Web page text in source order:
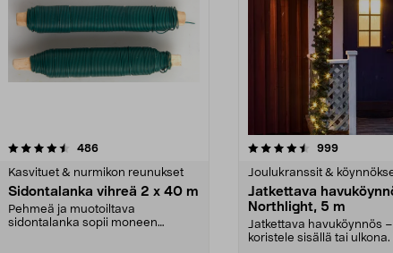
486arvostelut
Kasvituet & nurmikon reunukset
Sidontalanka vihreä 2 x 40 m
Pehmeä ja muotoiltava
sidontalanka sopii moneen
4.5 viidestä
999arvostelut
Joulukranssit &
Jatkettava
Northlight, 5 m
Jatkettava havuköynnös –
koristele sisällä tai ulkona.
4.5 viidestä